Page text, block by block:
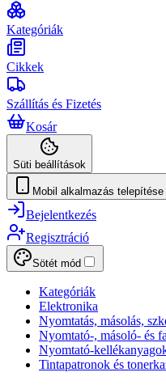
Kategóriák
Cikkek
Szállítás és Fizetés
Kosár
Süti beállítások
Mobil alkalmazás telepítése
Bejelentkezés
Regisztráció
Sötét mód
Kategóriák
Elektronika
Nyomtatás, másolás,
Nyomtató-, másoló- és
Nyomtató-
Tintapatronok és